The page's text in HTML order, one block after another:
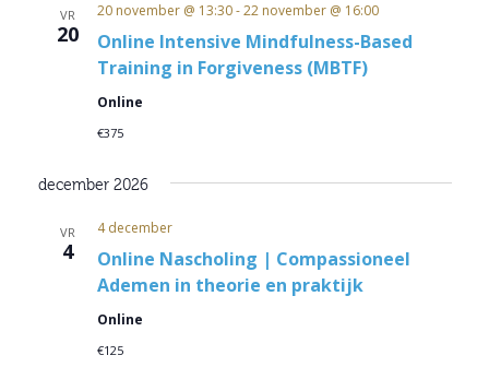
VR
20
Online Intensive Mindfulness-Based
Training in Forgiveness (MBTF)
20 november @ 13:30-22 november @ 16:00
Online
€375
december 2026
VR
4
Online Nascholing | Compassioneel
Ademen in theorie en praktijk
4 december
Online
€125